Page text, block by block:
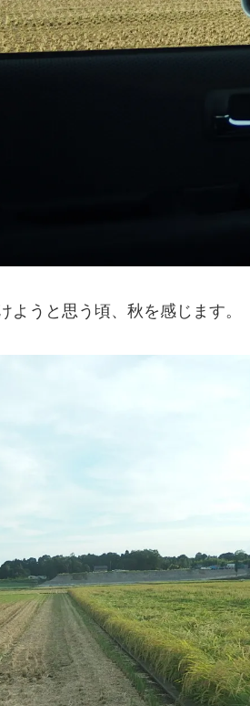
ようと思う頃、秋を感じます。